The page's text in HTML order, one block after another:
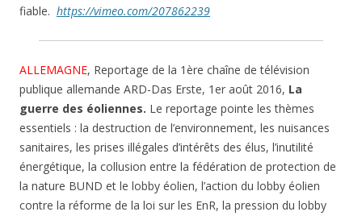
fiable. https://vimeo.com/207862239
ALLEMAGNE, Reportage de la 1ère chaîne de télévision
publique allemande ARD-Das Erste, 1er août 2016, La
guerre des éoliennes. Le reportage pointe les thèmes
essentiels : la destruction de l’environnement, les nuisances
sanitaires, les prises illégales d’intérêts des élus, l’inutilité
énergétique, la collusion entre la fédération de protection de
la nature BUND et le lobby éolien, l’action du lobby éolien
contre la réforme de la loi sur les EnR, la pression du lobby